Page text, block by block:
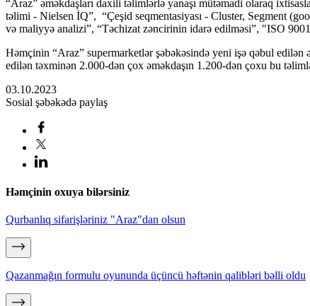
“Araz” əməkdaşları daxili təlimlərlə yanaşı mütəmadi olaraq
təlimi - Nielsen İQ”, “Çeşid seqmentasiyası - Cluster, Segment
və maliyyə analizi”, “Təchizat zəncirinin idarə edilməsi”, "ISO
Həmçinin “Araz” supermarketlər şəbəkəsində yeni işə qəbul
edilən təxminən 2.000-dən çox əməkdaşın 1.200-dən çoxu bu
03.10.2023
Sosial şəbəkədə paylaş
Həmçinin oxuya bilərsiniz
Qurbanlıq sifarişləriniz "Araz"dan olsun
Qazanmağın formulu oyununda üçüncü həftənin qalibləri bəlli oldu